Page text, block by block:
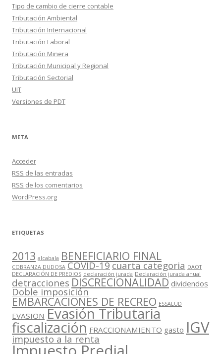
Tipo de cambio de cierre contable
Tributación Ambiental
Tributación Internacional
Tributación Laboral
Tributación Minera
Tributación Municipal y Regional
Tributación Sectorial
UIT
Versiones de PDT
META
Acceder
RSS de las entradas
RSS de los comentarios
WordPress.org
ETIQUETAS
2013 alcabala BENEFICIARIO FINAL
COBRANZA DUDOSA COVID-19cuarta categoria DAOT
DECLARACIÓN DE PREDIOS declaración jurada Declaración jurada anual
detracciones DISCRECIONALIDAD dividendos
Doble imposición
EMBARCACIONES DE RECREO ESSALUD
EVASION Evasión Tributaria
fiscalización FRACCIONAMIENTO gasto IGV
impuesto a la renta